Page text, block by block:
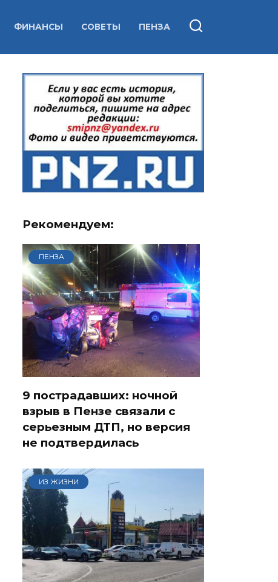
ФИНАНСЫ СОВЕТЫ ПЕНЗА
Рекомендуем:
ПЕНЗА
9 пострадавших: ночной
взрыв в Пензе связали с
серьезным ДТП, но версия
не подтвердилась
ИЗ ЖИЗНИ